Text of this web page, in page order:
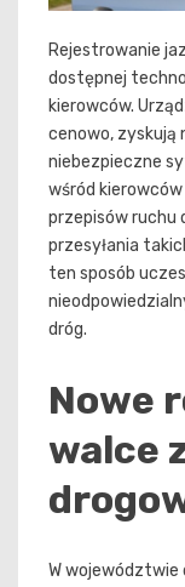
Rejestrowanie
dostępnej
kierowców.
cenowo, zyskują
niebezpieczne
wśród
przepisów ruchu
przesyłania
ten sposób
dróg.
Nowe
walce
W województwie